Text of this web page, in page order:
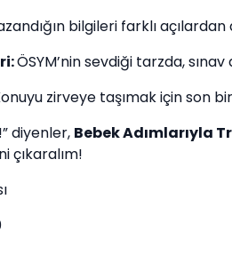
bilgileri farklı
ÖSYM’nin sevdiği tarzda,
zirveye taşımak için son
diyenler, Bebek Adımlarıyla
çıkaralım!